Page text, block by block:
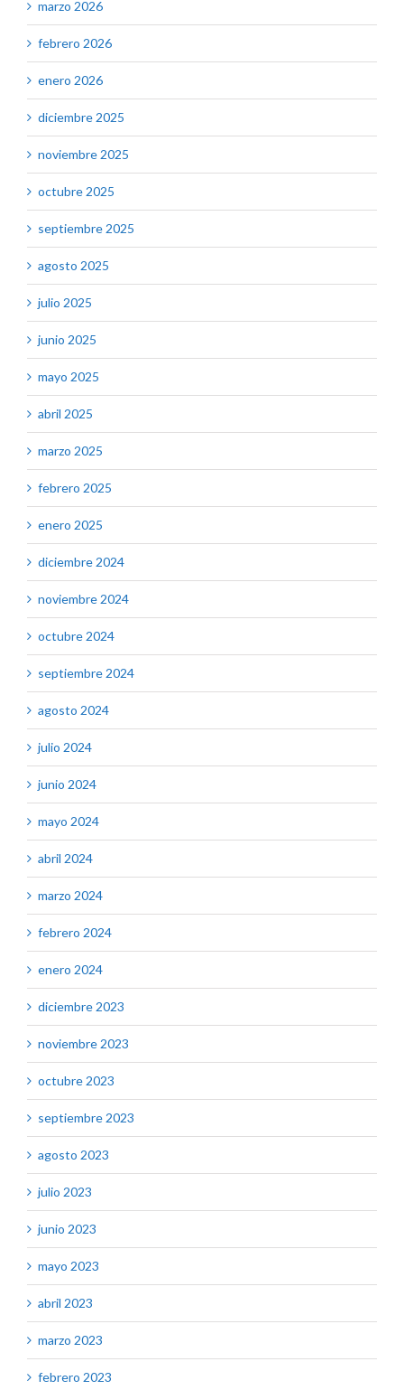
marzo 2026
febrero 2026
enero 2026
diciembre 2025
noviembre 2025
octubre 2025
septiembre 2025
agosto 2025
julio 2025
junio 2025
mayo 2025
abril 2025
marzo 2025
febrero 2025
enero 2025
diciembre 2024
noviembre 2024
octubre 2024
septiembre 2024
agosto 2024
julio 2024
junio 2024
mayo 2024
abril 2024
marzo 2024
febrero 2024
enero 2024
diciembre 2023
noviembre 2023
octubre 2023
septiembre 2023
agosto 2023
julio 2023
junio 2023
mayo 2023
abril 2023
marzo 2023
febrero 2023